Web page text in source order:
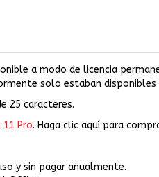
a modo de licencia
solo estaban
25 caracteres.
11 Pro. Haga clic aquí para
y sin pagar anualmente.